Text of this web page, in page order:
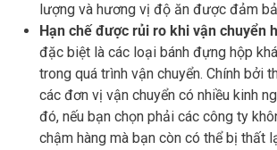
lượng và hương vị độ ăn được đảm
Hạn chế được rủi ro khi vận chuyển
đặc biệt là các loại bánh đựng hộp
trong quá trình vận chuyển. Chính bởi
các đơn vị vận chuyển có nhiều kinh
đó, nếu bạn chọn phải các công ty
chậm hàng mà bạn còn có thể bị thất